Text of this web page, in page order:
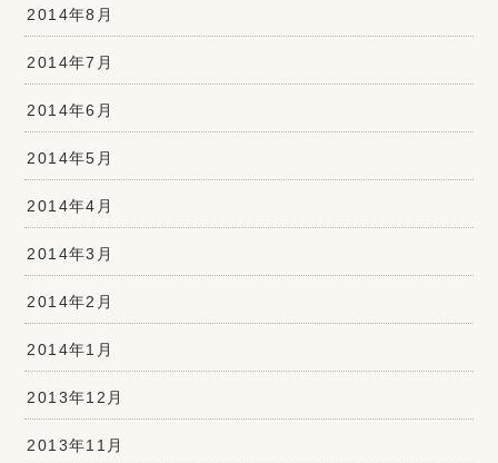
2014年8月
2014年7月
2014年6月
2014年5月
2014年4月
2014年3月
2014年2月
2014年1月
2013年12月
2013年11月